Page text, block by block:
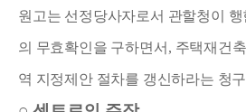
원고는 선정당사자로서 관할청이
의 무효확인을 구하면서 , 주택재건
역 지정제안 절차를 갱신하라는 청